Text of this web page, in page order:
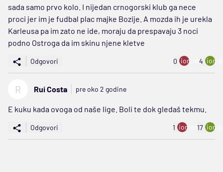
sada samo prvo kolo. I nijedan crnogorski klub ga nece
proci jer im je fudbal plac majke Bozije. A mozda ih je urekla
Karleusa pa im zato ne ide, moraju da prespavaju 3 noci
podno Ostroga da im skinu njene kletve
Odgovori 0 ion:minus
4
R Rui Costa pre oko 2 godine
E kuku kada ovoga od naše lige. Boli te dok gledaš tekmu.
Odgovori 1 ion:minus
17